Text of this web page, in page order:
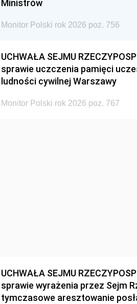
Ministrów
Monitor Polski rok 2026 poz. 756
UCHWAŁA SEJMU
sprawie uczczenia pamięci
ludności cywilnej Warszawy
Monitor Polski rok 2026 poz. 767
UCHWAŁA SEJMU
sprawie wyrażenia przez Sejm
tymczasowe aresztowanie